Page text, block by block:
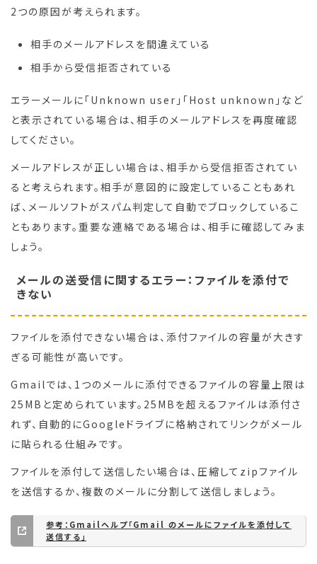
2つの原因が考えられます。
相手のメールアドレスを間違えている
相手から受信拒否されている
エラーメールに「Unknown user」「Host unknown」など
と表示されている場合は、相手のメールアドレスを再度確認
してください。
メールアドレスが正しい場合は、相手から受信拒否されてい
ると考えられます。相手が意図的に設定していることもあれ
ば、メールソフトがスパム判定して自動でブロックしているこ
ともあります。重要な連絡である場合は、相手に確認してみま
しょう。
メールの送受信に関するエラー：ファイルを添付で
きない
ファイルを添付できない場合は、添付ファイルの容量が大きす
ぎる可能性が高いです。
Gmailでは、1つのメールに添付できるファイルの容量上限は
25MBと定められています。25MBを超えるファイルは添付さ
れず、自動的にGoogleドライブに格納されてリンクがメール
に貼られる仕組みです。
ファイルを添付して送信したい場合は、圧縮してzipファイル
を送信するか、複数のメールに分割して送信しましょう。
参考：Gmailヘルプ「Gmail のメールにファイルを添付して
送信する」